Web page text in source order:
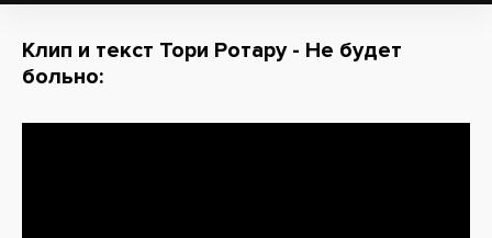
Клип и текст Тори Ротару - Не будет
больно: